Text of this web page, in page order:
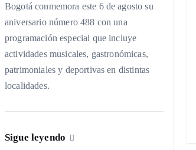
Bogotá conmemora este 6 de agosto su
aniversario número 488 con una
programación especial que incluye
actividades musicales, gastronómicas,
patrimoniales y deportivas en distintas
localidades.
Sigue leyendo